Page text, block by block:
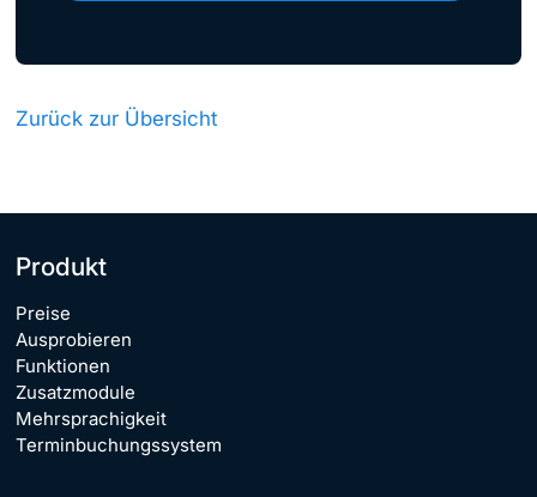
Zurück zur Übersicht
Produkt
Preise
Ausprobieren
Funktionen
Zusatzmodule
Mehrsprachigkeit
Terminbuchungssystem